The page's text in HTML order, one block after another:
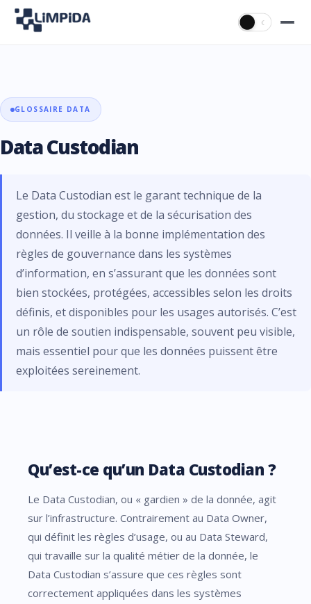
☾
GLOSSAIRE DATA
Data Custodian
Le Data Custodian est le garant technique de la
gestion, du stockage et de la sécurisation des
données. Il veille à la bonne implémentation des
règles de gouvernance dans les systèmes
d’information, en s’assurant que les données sont
bien stockées, protégées, accessibles selon les droits
définis, et disponibles pour les usages autorisés. C’est
un rôle de soutien indispensable, souvent peu visible,
mais essentiel pour que les données puissent être
exploitées sereinement.
Qu’est-ce qu’un Data Custodian ?
Le Data Custodian, ou « gardien » de la donnée, agit
sur l’infrastructure. Contrairement au Data Owner,
qui définit les règles d’usage, ou au Data Steward,
qui travaille sur la qualité métier de la donnée, le
Data Custodian s’assure que ces règles sont
correctement appliquées dans les systèmes